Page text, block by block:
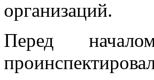
организаций.
Перед